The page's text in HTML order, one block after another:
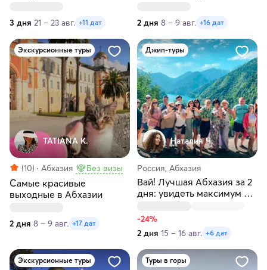
3 дня 21 – 23 авг. +11 дат 2 дня 8 – 9 авг. +16 дат
Экскурсионные туры
TATIANA K.
(10) Абхазия Без визы
Самые красивые
выходные в Абхазии
2 дня 8 – 9 авг. +17 дат
Джип-туры
Наталия Ч.
Россия, Абхазия
Вай! Лучшая Абхазия за 2
дня: увидеть максимум и
-24%
2 дня 15 – 16 авг. +6 дат
Экскурсионные туры Туры в горы